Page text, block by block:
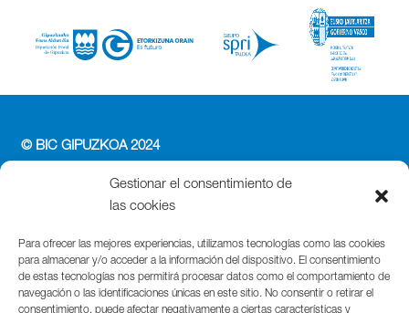
Gestionar el consentimiento de
las cookies
Para ofrecer las mejores experiencias, utilizamos tecnologías como las cookies
para almacenar y/o acceder a la información del dispositivo. El consentimiento
de estas tecnologías nos permitirá procesar datos como el comportamiento de
navegación o las identificaciones únicas en este sitio. No consentir o retirar el
consentimiento, puede afectar negativamente a ciertas características y
© BIC GIPUZKOA 2024
PERFIL DEL CONTRATANTE
ACCESIBILIDAD
POLÍTICA DE COOKIES
AVISO LEGAL
Parque Cientifico Tecnológico de Gipuzkoa